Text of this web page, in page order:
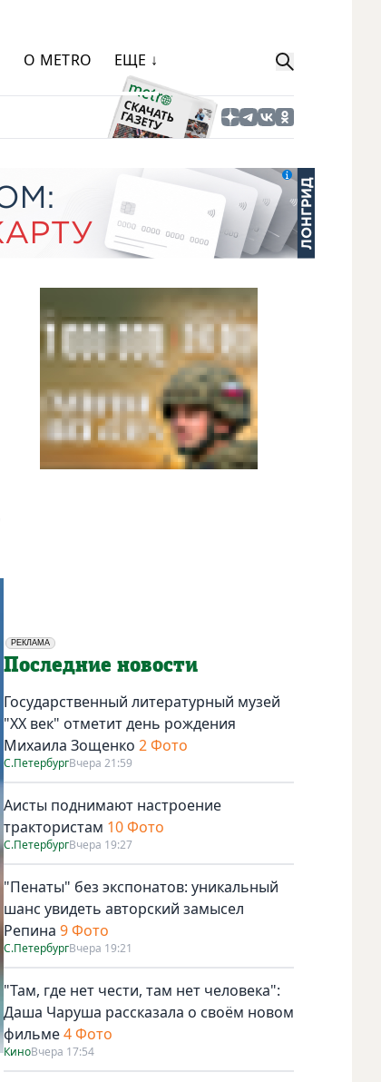
О METRO ЕЩЕ ↓
РЕКЛАМА
Социальная реклама
Последние новости
Государственный литературный музей
"ХХ век" отметит день рождения
Михаила Зощенко 2 Фото
С.ПетербургВчера 21:59
Аисты поднимают настроение
трактористам 10 Фото
С.ПетербургВчера 19:27
"Пенаты" без экспонатов: уникальный
шанс увидеть авторский замысел
Репина 9 Фото
С.ПетербургВчера 19:21
"Там, где нет чести, там нет человека":
Даша Чаруша рассказала о своём новом
фильме4 Фото
КиноВчера 17:54